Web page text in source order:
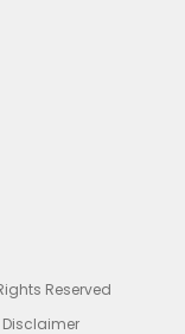
Reserved
Disclaimer